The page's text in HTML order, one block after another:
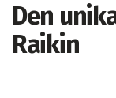
Den
Raikin